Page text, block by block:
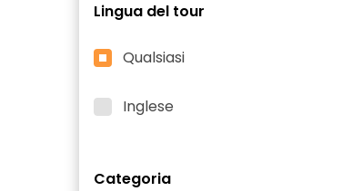
Lingua del tour
Qualsiasi
Inglese
Categoria